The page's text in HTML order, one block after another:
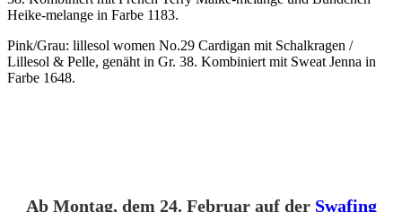
Heike-melange in Farbe 1183.
Pink/Grau: lillesol women No.29 Cardigan mit Schalkragen /
Lillesol & Pelle, genäht in Gr. 38. Kombiniert mit Sweat Jenna in
Farbe 1648.
Ab Montag, dem 24. Februar auf der Swafing